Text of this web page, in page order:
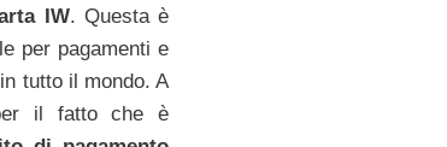
IW. Questa è
per pagamenti e
tutto il mondo. A
il fatto che è